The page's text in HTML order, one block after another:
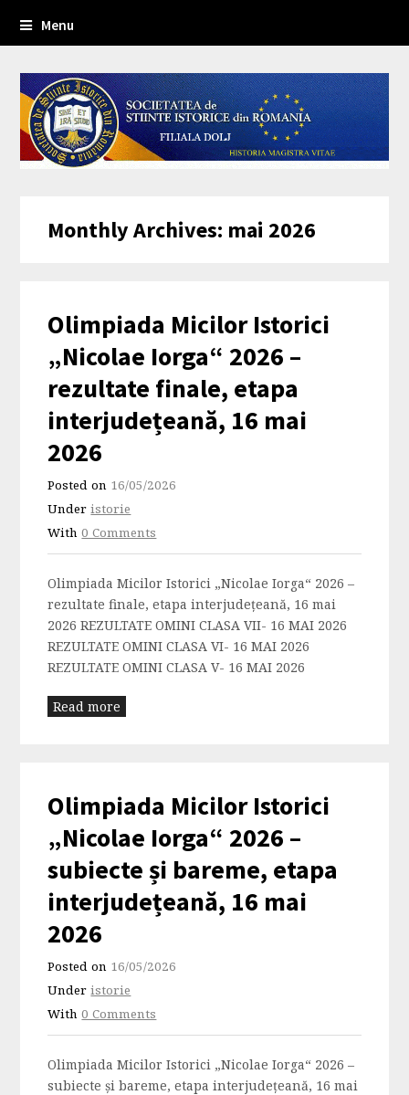
Menu
Monthly Archives: mai 2026
Olimpiada Micilor Istorici
„Nicolae Iorga“ 2026 –
rezultate finale, etapa
interjudețeană, 16 mai
2026
Posted on 16/05/2026
Underistorie
With0 Comments
Olimpiada Micilor Istorici „Nicolae Iorga“ 2026 –
rezultate finale, etapa interjudețeană, 16 mai
2026 REZULTATE OMINI CLASA VII- 16 MAI 2026
REZULTATE OMINI CLASA VI- 16 MAI 2026
REZULTATE OMINI CLASA V- 16 MAI 2026
Read more
Olimpiada Micilor Istorici
„Nicolae Iorga“ 2026 –
subiecte și bareme, etapa
interjudețeană, 16 mai
2026
Posted on 16/05/2026
Underistorie
With0 Comments
Olimpiada Micilor Istorici „Nicolae Iorga“ 2026 –
subiecte și bareme, etapa interjudețeană, 16 mai